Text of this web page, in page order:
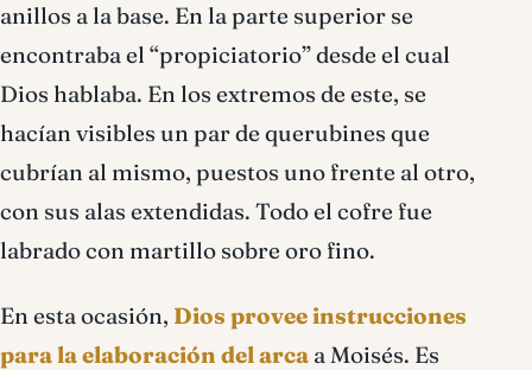
anillos a la base. En la parte superior se
encontraba el “propiciatorio” desde el cual
Dios hablaba. En los extremos de este, se
hacían visibles un par de querubines que
cubrían al mismo, puestos uno frente al otro,
con sus alas extendidas. Todo el cofre fue
labrado con martillo sobre oro fino.
En esta ocasión, Dios provee instrucciones
para la elaboración del arca a Moisés. Es